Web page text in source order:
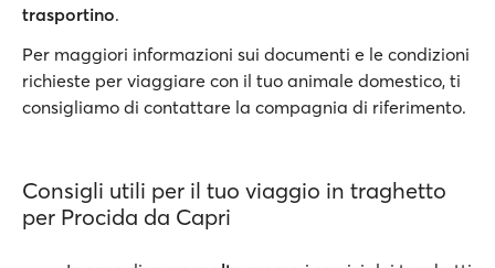
trasportino.
Per maggiori informazioni sui documenti e le condizioni
richieste per viaggiare con il tuo animale domestico, ti
consigliamo di contattare la compagnia di riferimento.
Consigli utili per il tuo viaggio in traghetto
per Procida da Capri